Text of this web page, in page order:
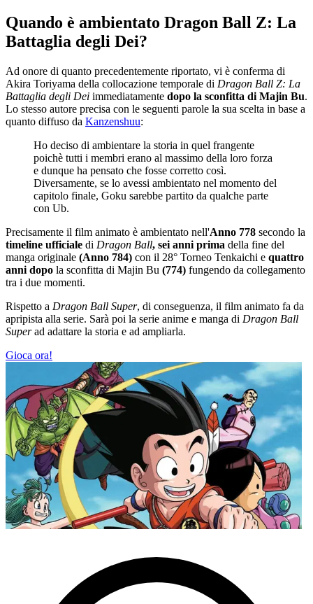
Quando è ambientato Dragon Ball Z: La
Battaglia degli Dei?
Ad onore di quanto precedentemente riportato, vi è conferma di
Akira Toriyama della collocazione temporale di Dragon Ball Z: La
Battaglia degli Dei immediatamente dopo la sconfitta di Majin Bu.
Lo stesso autore precisa con le seguenti parole la sua scelta in base a
quanto diffuso da Kanzenshuu:
Ho deciso di ambientare la storia in quel frangente
poichè tutti i membri erano al massimo della loro forza
e dunque ha pensato che fosse corretto così.
Diversamente, se lo avessi ambientato nel momento del
capitolo finale, Goku sarebbe partito da qualche parte
con Ub.
Precisamente il film animato è ambientato nell'Anno 778 secondo la
timeline ufficiale di Dragon Ball, sei anni prima della fine del
manga originale (Anno 784) con il 28° Torneo Tenkaichi e quattro
anni dopo la sconfitta di Majin Bu (774) fungendo da collegamento
tra i due momenti.
Rispetto a Dragon Ball Super, di conseguenza, il film animato fa da
apripista alla serie. Sarà poi la serie anime e manga di Dragon Ball
Superad adattare la storia e ad ampliarla.
Gioca ora!